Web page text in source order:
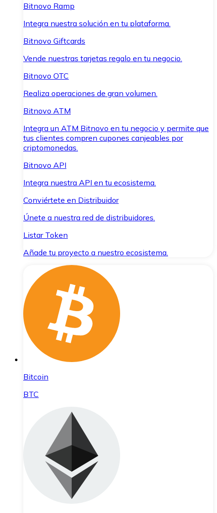
Bitnovo Ramp
Integra nuestra solución en tu plataforma.
Bitnovo Giftcards
Vende nuestras tarjetas regalo en tu negocio.
Bitnovo OTC
Realiza operaciones de gran volumen.
Bitnovo ATM
Integra un ATM Bitnovo en tu negocio y permite que
tus clientes compren cupones canjeables por
criptomonedas.
Bitnovo API
Integra nuestra API en tu ecosistema.
Conviértete en Distribuidor
Únete a nuestra red de distribuidores.
Listar Token
Añade tu proyecto a nuestro ecosistema.
Bitcoin
BTC